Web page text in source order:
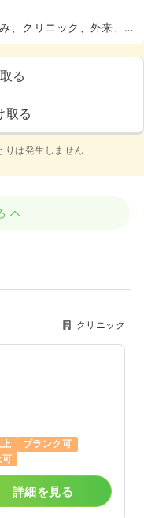
、クリニック、外来、4
る
取る
りは発生しません
クリニック
ブランク可
可
詳細を見る